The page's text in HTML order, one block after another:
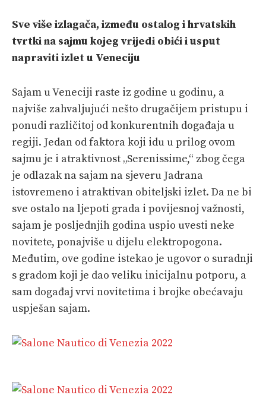
Sve više izlagača, između ostalog i hrvatskih
tvrtki na sajmu kojeg vrijedi obići i usput
napraviti izlet u Veneciju
Sajam u Veneciji raste iz godine u godinu, a
najviše zahvaljujući nešto drugačijem pristupu i
ponudi različitoj od konkurentnih događaja u
regiji. Jedan od faktora koji idu u prilog ovom
sajmu je i atraktivnost „Serenissime,“ zbog čega
je odlazak na sajam na sjeveru Jadrana
istovremeno i atraktivan obiteljski izlet. Da ne bi
sve ostalo na ljepoti grada i povijesnoj važnosti,
sajam je posljednjih godina uspio uvesti neke
novitete, ponajviše u dijelu elektropogona.
Međutim, ove godine istekao je ugovor o suradnji
s gradom koji je dao veliku inicijalnu potporu, a
sam događaj vrvi novitetima i brojke obećavaju
uspješan sajam.